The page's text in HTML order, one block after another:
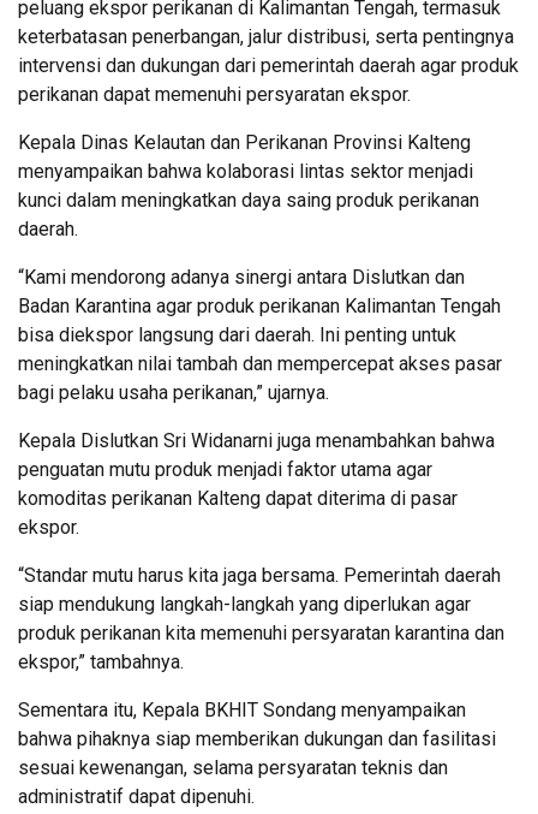
peluang ekspor perikanan di Kalimantan Tengah, termasuk
keterbatasan penerbangan, jalur distribusi, serta pentingnya
intervensi dan dukungan dari pemerintah daerah agar produk
perikanan dapat memenuhi persyaratan ekspor.
Kepala Dinas Kelautan dan Perikanan Provinsi Kalteng
menyampaikan bahwa kolaborasi lintas sektor menjadi
kunci dalam meningkatkan daya saing produk perikanan
daerah.
“Kami mendorong adanya sinergi antara Dislutkan dan
Badan Karantina agar produk perikanan Kalimantan Tengah
bisa diekspor langsung dari daerah. Ini penting untuk
meningkatkan nilai tambah dan mempercepat akses pasar
bagi pelaku usaha perikanan,” ujarnya.
Kepala Dislutkan Sri Widanarni juga menambahkan bahwa
penguatan mutu produk menjadi faktor utama agar
komoditas perikanan Kalteng dapat diterima di pasar
ekspor.
“Standar mutu harus kita jaga bersama. Pemerintah daerah
siap mendukung langkah-langkah yang diperlukan agar
produk perikanan kita memenuhi persyaratan karantina dan
ekspor,” tambahnya.
Sementara itu, Kepala BKHIT Sondang menyampaikan
bahwa pihaknya siap memberikan dukungan dan fasilitasi
sesuai kewenangan, selama persyaratan teknis dan
administratif dapat dipenuhi.